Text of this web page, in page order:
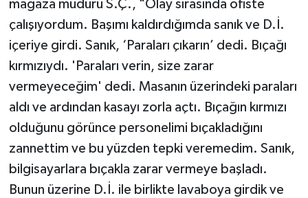
mağaza müdürü S.Ç., "Olay sırasında ofiste
çalışıyordum. Başımı kaldırdığımda sanık ve D.İ.
içeriye girdi. Sanık, ‘Paraları çıkarın’ dedi. Bıçağı
kırmızıydı. 'Paraları verin, size zarar
vermeyeceğim' dedi. Masanın üzerindeki paraları
aldı ve ardından kasayı zorla açtı. Bıçağın kırmızı
olduğunu görünce personelimi bıçakladığını
zannettim ve bu yüzden tepki veremedim. Sanık,
bilgisayarlara bıçakla zarar vermeye başladı.
Bunun üzerine D.İ. ile birlikte lavaboya girdik ve